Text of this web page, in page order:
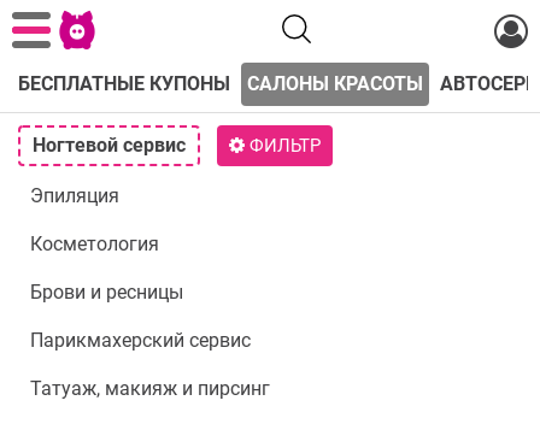
БЕСПЛАТНЫЕ КУПОНЫ САЛОНЫ КРАСОТЫ
Ногтевой сервис ФИЛЬТР
Эпиляция
Косметология
Брови и ресницы
Парикмахерский сервис
Татуаж, макияж и пирсинг